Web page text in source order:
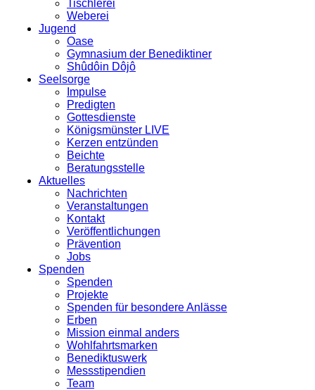
Tischlerei
Weberei
Jugend
Oase
Gymnasium der Benediktiner
Shûdôin Dôjô
Seelsorge
Impulse
Predigten
Gottesdienste
Königsmünster LIVE
Kerzen entzünden
Beichte
Beratungsstelle
Aktuelles
Nachrichten
Veranstaltungen
Kontakt
Veröffentlichungen
Prävention
Jobs
Spenden
Spenden
Projekte
Spenden für besondere Anlässe
Erben
Mission einmal anders
Wohlfahrtsmarken
Benediktuswerk
Messstipendien
Team